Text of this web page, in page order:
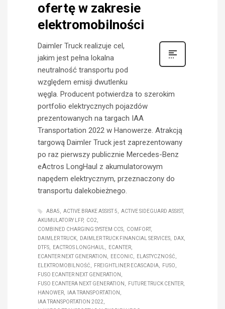
ofertę w zakresie
elektromobilności
Daimler Truck realizuje cel,
jakim jest pełna lokalna
neutralność transportu pod
względem emisji dwutlenku
węgla. Producent potwierdza to szerokim
portfolio elektrycznych pojazdów
prezentowanych na targach IAA
Transportation 2022 w Hanowerze. Atrakcją
targową Daimler Truck jest zaprezentowany
po raz pierwszy publicznie Mercedes-Benz
eActros LongHaul z akumulatorowym
napędem elektrycznym, przeznaczony do
transportu dalekobieżnego.
ABA5 ACTIVE BRAKE ASSIST 5
ACTIVE SIDEGUARD ASSIST
AKUMULATORY LFP
CO2
COMBINED CHARGING SYSTEM CCS
COMFORT
DAIMLER TRUCK
DAIMLER TRUCK FINANCIAL SERVICES
DAX
DTFS
EACTROS LONGHAUL
ECANTER
ECANTER NEXT GENERATION
EECONIC
ELASTYCZNOŚĆ
ELEKTROMOBILNOŚĆ
FREIGHTLINER ECASCADIA
FUSO
FUSO ECANTER NEXT GENERATION
FUSO ECANTERA NEXT GENERATION
FUTURE TRUCK CENTER
HANOWER
IAA TRANSPORTATION
IAA TRANSPORTATION 2022